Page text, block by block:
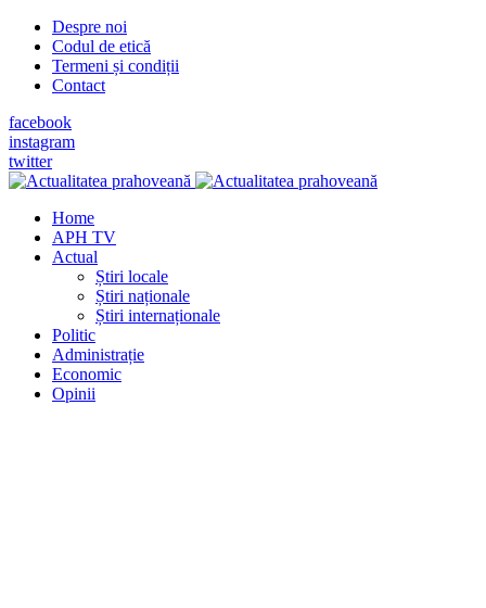
Despre noi
Codul de etică
Termeni și condiții
Contact
facebook
instagram
twitter
Home
APH TV
Actual
Știri locale
Știri naționale
Știri internaționale
Politic
Administrație
Economic
Opinii